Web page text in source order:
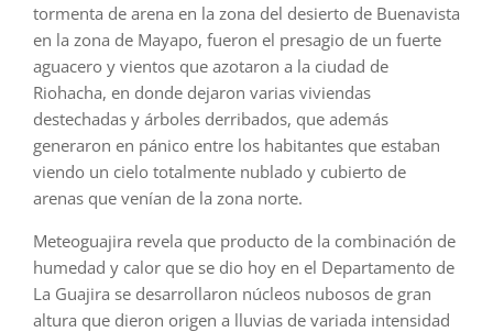
tormenta de arena en la zona del desierto de Buenavista
en la zona de Mayapo, fueron el presagio de un fuerte
aguacero y vientos que azotaron a la ciudad de
Riohacha, en donde dejaron varias viviendas
destechadas y árboles derribados, que además
generaron en pánico entre los habitantes que estaban
viendo un cielo totalmente nublado y cubierto de
arenas que venían de la zona norte.
Meteoguajira revela que producto de la combinación de
humedad y calor que se dio hoy en el Departamento de
La Guajira se desarrollaron núcleos nubosos de gran
altura que dieron origen a lluvias de variada intensidad